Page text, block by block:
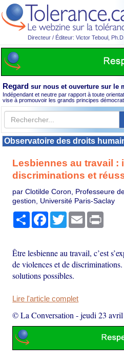
Directeur / Éditeur: Victor Teboul, Ph.D.
Regard sur nous et ouverture sur le
Indépendant et neutre par rapport à toute
vise à promouvoir les grands principes
Observatoire des droits
Lesbiennes au travail :
discriminations et
par Clotilde Coron, Professeure
gestion, Université Paris-Saclay
PartagerFacebook
TwitterEmail
Être lesbienne au travail, c’est
de violences et de
solutions possibles.
Lire l'article complet
© La Conversation -jeudi 23